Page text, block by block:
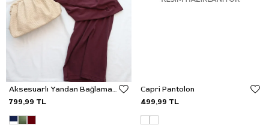
Aksesuarlı Yandan Bağlama Pantolon
799,99 TL
Capri Pantolon
499,99 TL